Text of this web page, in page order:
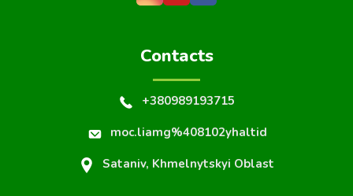
Contacts
+380989193715
moc.liamg%408102yhaltid
Sataniv, Khmelnytskyi Oblast